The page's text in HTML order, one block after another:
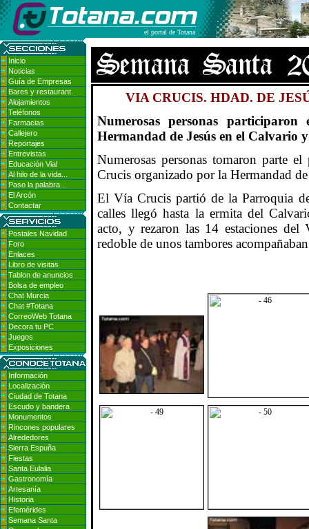
el portal de Totana
Inicio
Noticias
Guía de Empresas
Bares y restaurant.
Alojamientos
Teléfonos
Farmacias
Callejero
Reportajes
Entrevistas
Educación Vial
Al hilo de la vida...
Paso la palabra...
El Arcón
Contactar
Postales Navidad
Foro
Enlaces
Libro de visitas
Tablon de anuncios
Bolsa de empleo
Chat Murcia
Chat #Totana
CorreoWeb Totana
Decora tu PC
Juegos
Exposiciones
Información
Localización
Ciudad de Totana
Escudo y bandera
Monumentos
Rincones populares
Alrededores
Sierra Espuña
Fiestas
Santa Eulalia
Gastronomía
Artesanía
Historia
Efemérides
Semana Santa
VIA CRUCIS. HDAD. DE
Numerosas personas
Hermandad de Jesús en el Calvario
Numerosas personas tomaron parte
Crucis organizado por la Hermandad
El Vía Crucis partió de la Parroquia
calles llegó hasta la ermita del
acto, y rezaron las 14 estaciones
redoble de unos tambores